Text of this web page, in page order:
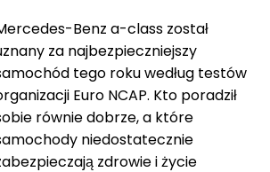
Benz a-class został
za najbezpieczniejszy
tego roku według testów
Euro NCAP. Kto poradził
równie dobrze, a które
niedostatecznie
zdrowie i życie